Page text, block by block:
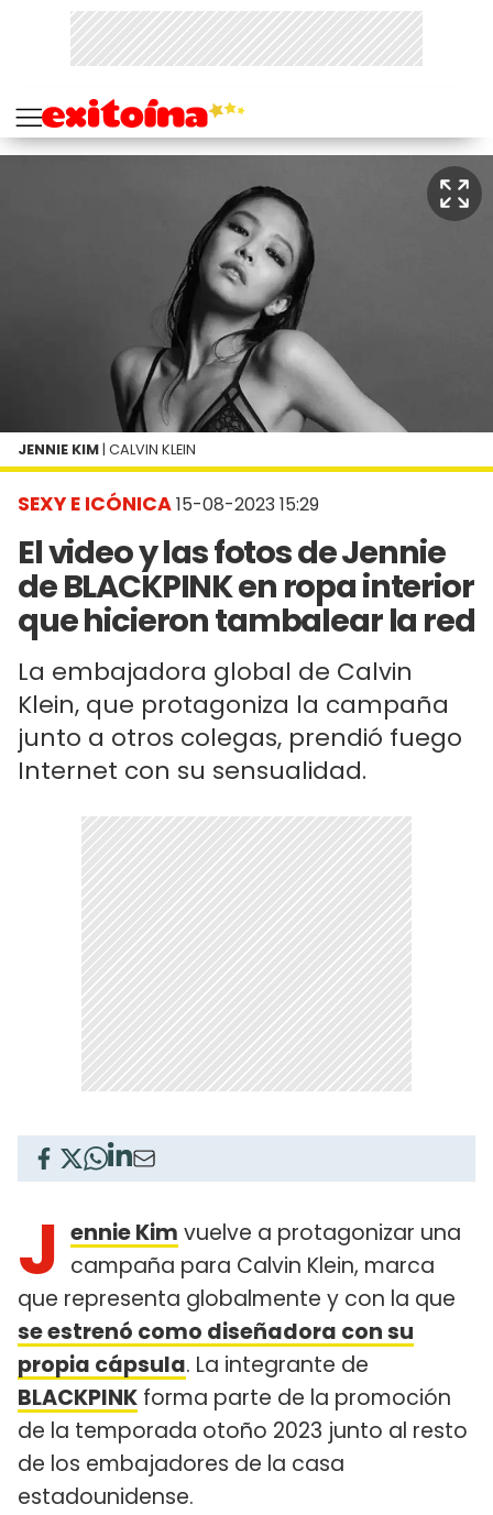
SEXY E ICÓNICA15-08-2023 15:29
El video y las fotos de Jennie
de BLACKPINK en ropa interior
que hicieron tambalear la red
La embajadora global de Calvin
Klein, que protagoniza la campaña
junto a otros colegas, prendió fuego
Internet con su sensualidad.
JENNIE KIM | CALVIN KLEIN
J ennie Kim vuelve a protagonizar una
campaña para Calvin Klein, marca
que representa globalmente y con la que
se estrenó como diseñadora con su
propia cápsula. La integrante de
BLACKPINK forma parte de la promoción
de la temporada otoño 2023 junto al resto
de los embajadores de la casa
estadounidense.